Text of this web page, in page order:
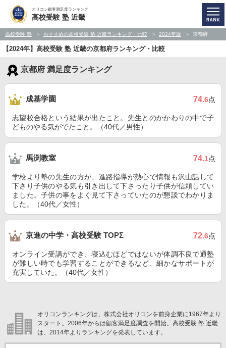
オリコン顧客満足度ランキング
高校受験 塾 近畿
高校受験 塾 おすすめの高校受験 塾 近畿ランキング・比較 2024年版 京都府
【2024年】高校受験 塾 近畿の京都府ランキング・比較
京都府 満足度ランキング
成基学園 74.6点
志望校合格という結果が出たこと。先生とのかかわりの中で子
どものやる気がでたこと。（40代／男性）
馬渕教室 74.1点
学校より塾の先生の方が、進路指導が熱心で情報も沢山話して
下さり子供のやる気も引き出して下さったり子供が信頼してい
ました。子供の事をよく見て下さっていたのが懇談でわかりま
した。（40代／女性）
京進の中学・高校受験 TOPΣ 72.6点
オンライン受講ができ、寝込むほどではないが体調不良で通塾
が難しい時でも学習することができるなど、細かなサポートが
充実していた。（40代／女性）
オリコンランキングは、株式会社オリコンを前身企業に1967年より
スタート。2006年からは顧客満足度調査を開始。高校受験 塾 近畿
は、2014年よりランキングを発表しています。